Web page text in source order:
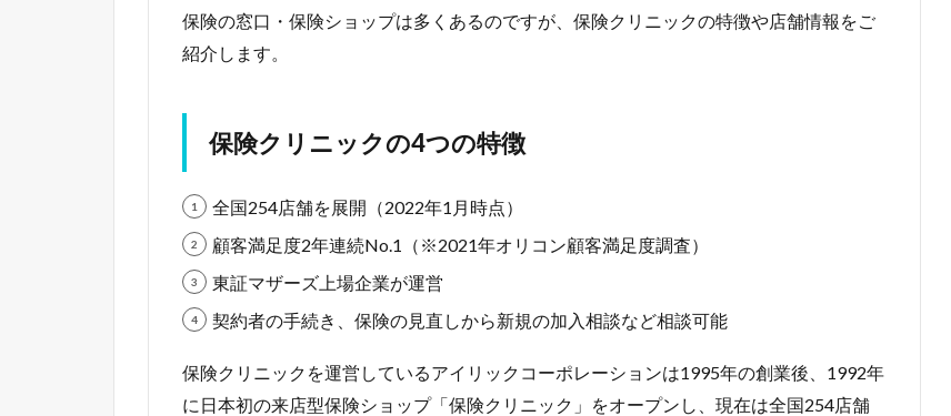
保険の窓口・保険ショップは多くあるのですが、保険クリニックの特徴や店舗情報をご
紹介します。
保険クリニックの4つの特徴
全国254店舗を展開（2022年1月時点）
顧客満足度2年連続No.1（※2021年オリコン顧客満足度調査）
東証マザーズ上場企業が運営
契約者の手続き、保険の見直しから新規の加入相談など相談可能
保険クリニックを運営しているアイリックコーポレーションは1995年の創業後、1992年
に日本初の来店型保険ショップ「保険クリニック」をオープンし、現在は全国254店舗